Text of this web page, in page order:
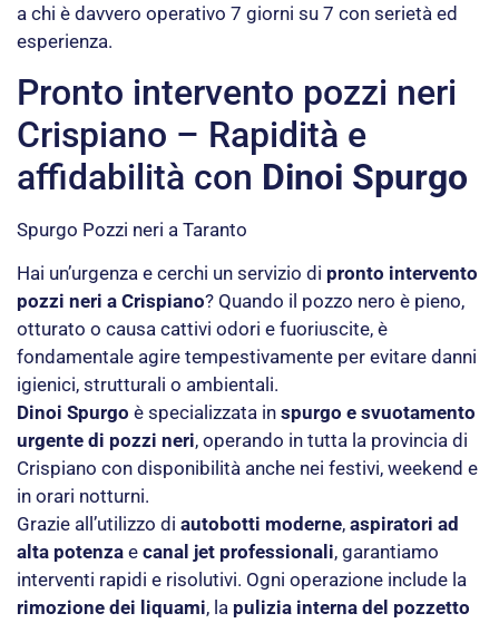
a chi è davvero operativo 7 giorni su 7 con serietà ed
esperienza.
Pronto intervento pozzi neri
Crispiano – Rapidità e
affidabilità con Dinoi Spurgo
Spurgo Pozzi neri a Taranto
Hai un’urgenza e cerchi un servizio di pronto intervento
pozzi neri a Crispiano? Quando il pozzo nero è pieno,
otturato o causa cattivi odori e fuoriuscite, è
fondamentale agire tempestivamente per evitare danni
igienici, strutturali o ambientali.
Dinoi Spurgo è specializzata in spurgo e svuotamento
urgente di pozzi neri, operando in tutta la provincia di
Crispiano con disponibilità anche nei festivi, weekend e
in orari notturni.
Grazie all’utilizzo di autobotti moderne, aspiratori ad
alta potenza e canal jet professionali, garantiamo
interventi rapidi e risolutivi. Ogni operazione include la
rimozione dei liquami, la pulizia interna del pozzetto